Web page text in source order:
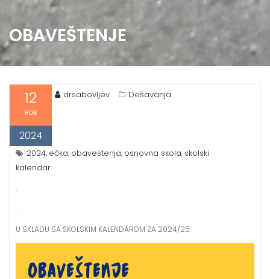
OBAVEŠTENJE
12
нов
2024
drsabovljev Dešavanja
2024, ečka, obavestenja, osnovna skola, skolski
kalendar
.
.
U SKLADU SA ŠKOLSKIM KALENDAROM ZA 2024/25.